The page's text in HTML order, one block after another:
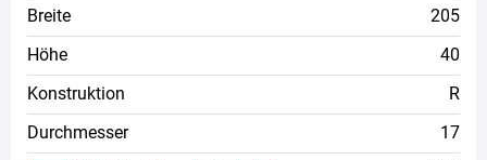
Breite
205
Höhe
40
Konstruktion
R
Durchmesser
17